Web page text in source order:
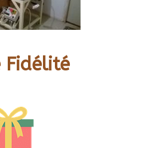
Fidélité